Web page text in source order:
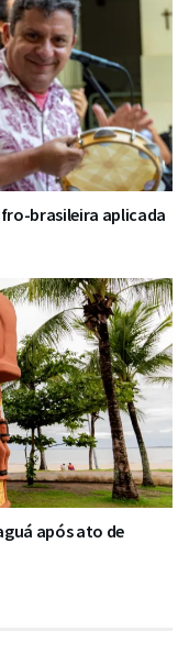
brasileira aplicada
após ato de